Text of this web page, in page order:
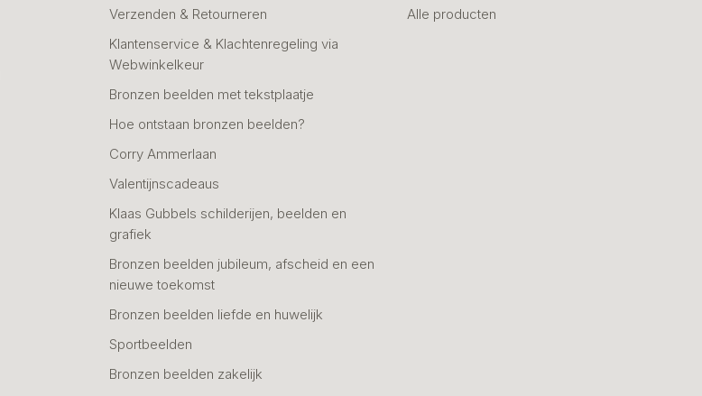
Verzenden & Retourneren
Klantenservice & Klachtenregeling via
Webwinkelkeur
Bronzen beelden met tekstplaatje
Hoe ontstaan bronzen beelden?
Corry Ammerlaan
Valentijnscadeaus
Klaas Gubbels schilderijen, beelden en
grafiek
Bronzen beelden jubileum, afscheid en een
nieuwe toekomst
Bronzen beelden liefde en huwelijk
Sportbeelden
Bronzen beelden zakelijk
Alle producten